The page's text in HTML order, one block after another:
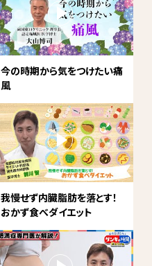
今の時期から気をつけたい痛
風
我慢せず内臓脂肪を落とす！
おかず食べダイエット